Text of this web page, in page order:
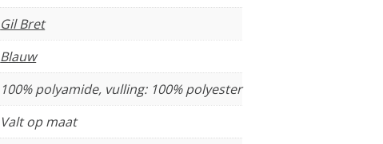
Gil Bret
Blauw
100% polyamide, vulling: 100% polyester
Valt op maat